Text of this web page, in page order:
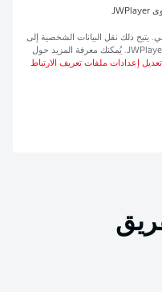
JWPlayer
يتيح ذلك نقل البيانات الشخصية إلى
. يُمكنك معرفة المزيد حول
تعديل إعدادات ملفات تعريف الارتباط